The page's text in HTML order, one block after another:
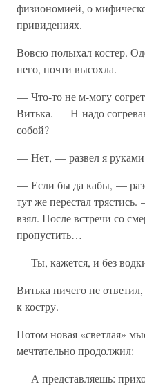
физиономией, о
привидениях.
Вовсю полыхал костер.
него, почти высохла.
— Что-то не м-могу
Витька. — Н-надо
собой?
— Нет, — развел я
— Если бы да кабы, —
тут же перестал
взял. После встречи со
пропустить…
— Ты, кажется, и без
Витька ничего не
к костру.
Потом новая «светлая»
мечтательно продолжил:
— А представляешь: